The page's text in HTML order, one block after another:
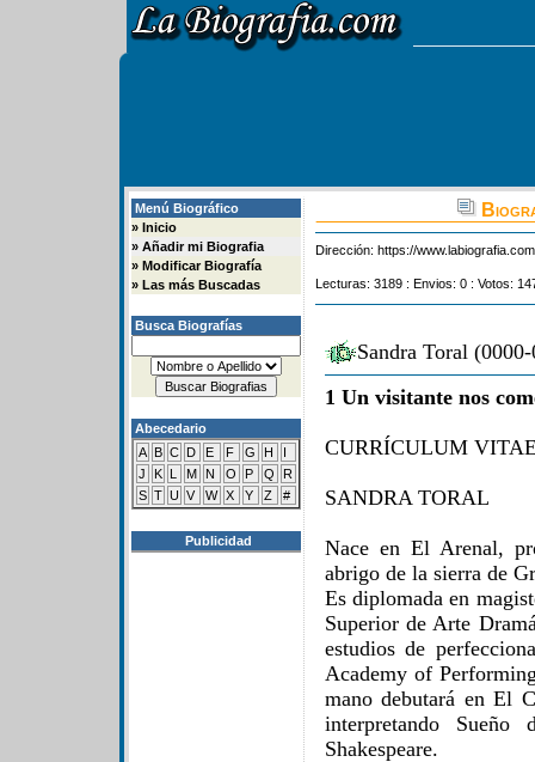
Menú Biográfico
» Inicio
» Añadir mi Biografia
» Modificar Biografía
» Las más Buscadas
Busca Biografías
Abecedario
A B C D E F G H
I
J
K L M N O P Q
R
S T U V W X Y Z #
Publicidad
Dirección: https://
Lecturas: 3189 : Envios: 0 : Votos:
Sandra Toral
1 Un visitante nos
CURRÍCULUM
SANDRA TORAL
Nace en El Arenal,
abrigo de la sierra de
Es diplomada en
Superior de Arte
estudios de
Academy of
mano debutará en El
interpretando
Shakespeare.